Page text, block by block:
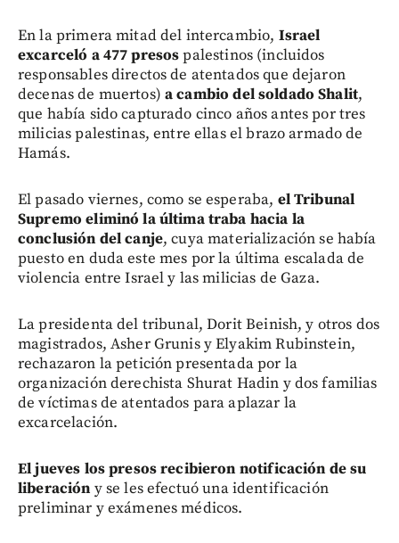
En la primera mitad del intercambio, Israel
excarceló a 477 presospalestinos (incluidos
responsables directos de atentados que dejaron
decenas de muertos) a cambio del soldado Shalit,
que había sido capturado cinco años antes por tres
milicias palestinas, entre ellas el brazo armado de
Hamás.
El pasado viernes, como se esperaba, el Tribunal
Supremo eliminó la última traba hacia la
conclusión del canje, cuya materialización se había
puesto en duda este mes por la última escalada de
violencia entre Israel y las milicias de Gaza.
La presidenta del tribunal, Dorit Beinish, y otros dos
magistrados, Asher Grunis y Elyakim Rubinstein,
rechazaron la petición presentada por la
organización derechista Shurat Hadin y dos familias
de víctimas de atentados para aplazar la
excarcelación.
El jueves los presos recibieron notificación de su
liberación y se les efectuó una identificación
preliminar y exámenes médicos.